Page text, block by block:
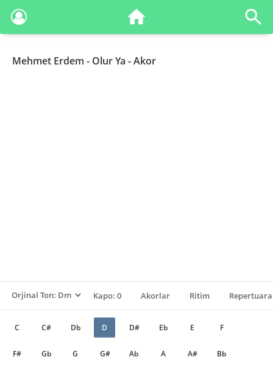
Mehmet Erdem - Olur Ya - Akor
Kapo: 0 Akorlar Ritim
C C# Db D D# Eb E F
F# Gb G G# Ab A A# Bb